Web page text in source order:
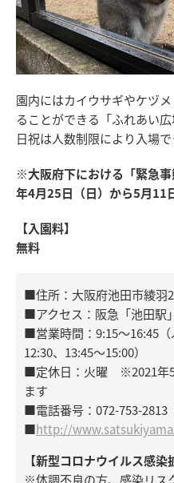
園内にはカイウサギやケヅ
ることができる「ふれあい
日祝は人数制限により入場で
※大阪府下における「緊急
年4月25日（日）から5月11
【入園料】
無料
■住所：大阪府池田市綾羽
■アクセス：阪急「池田駅
■営業時間：9:15〜16:45
12:30、13:45〜15:00）
■定休日：火曜 ※2021年5
ます
■電話番号：072-753-2813
■http://
【新型コロナウイルス感染
※体調不良の方、感染リス